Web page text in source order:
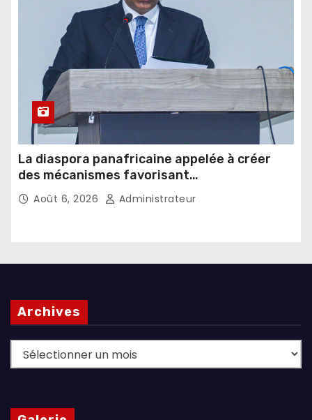
La diaspora panafricaine appelée à créer
des mécanismes favorisant
l’investissement dans les pays d’origine
Août 6, 2026 Administrateur
Archives
Archives